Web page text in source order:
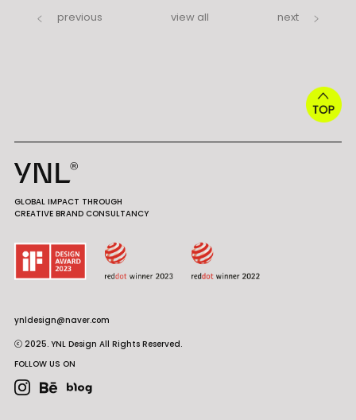
previous view all next
GLOBAL IMPACT THROUGH
CREATIVE BRAND CONSULTANCY
ynldesign@naver.com
ⓒ 2025. YNL Design All Rights Reserved.
FOLLOW US ON